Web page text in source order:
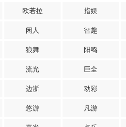
欧若拉 指娱
闲人 智趣
狼舞 阳鸣
流光 巨全
边浙 动彩
悠游 凡游